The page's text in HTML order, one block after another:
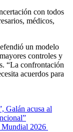
con todos
médicos,
un modelo
controles y
“La confrontación
acuerdos para
Galán acusa al
Mundial 2026